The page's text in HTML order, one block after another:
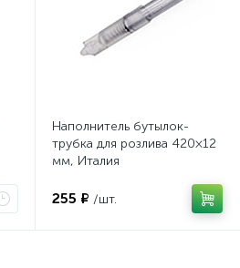
Наполнитель бутылок-
трубка для розлива 420×12
мм, Италия
255 ₽ /шт.